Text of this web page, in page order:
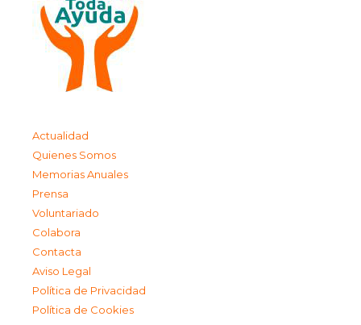
Actualidad
Quienes Somos
Memorias Anuales
Prensa
Voluntariado
Colabora
Contacta
Aviso Legal
Política de Privacidad
Política de Cookies